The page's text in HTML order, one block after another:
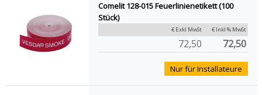
Comelit 128-015 Feuerlinienetikett (100
Stück)
€ Exkl MwSt € Inkl % MwSt
72,50 72,50
Nur für Installateure